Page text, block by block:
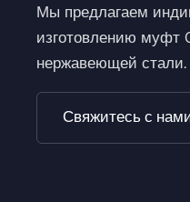
Мы предлагаем
изготовлению муфт
нержавеющей стали.
Свяжитесь с